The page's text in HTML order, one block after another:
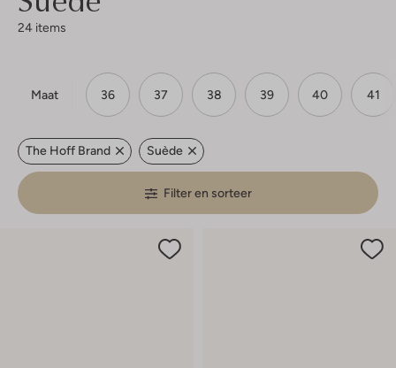
24 items
Maat 36 37 38 39 40 41
The Hoff Brand Suède
Filter en sorteer